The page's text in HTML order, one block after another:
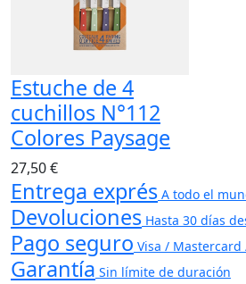
Estuche de 4
cuchillos N°112
Colores Paysage
27,50 €
Entrega exprés A todo el
Devoluciones Hasta 30 días
Pago seguro Visa / Mastercard
Garantía Sin límite de duración